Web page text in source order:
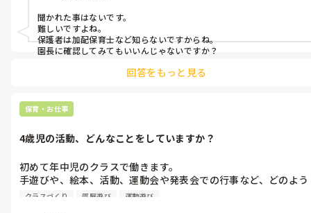
聞かれた事はないです。
難しいですよね。
保護者は加配保育士など知らないですからね。
園長に確認してみてもいいんじゃないですか？
回答をもっと見る
保育・お仕事
4歳児の活動、どんなことをしていますか？
初めて年中児のクラスで働きます。
手遊びや、絵本、活動、運動会や発表会での行事など、どのよう
なことをしていますか？ざっくりとした質問ですみません💦
クラスづくり 部屋遊び 運動遊び